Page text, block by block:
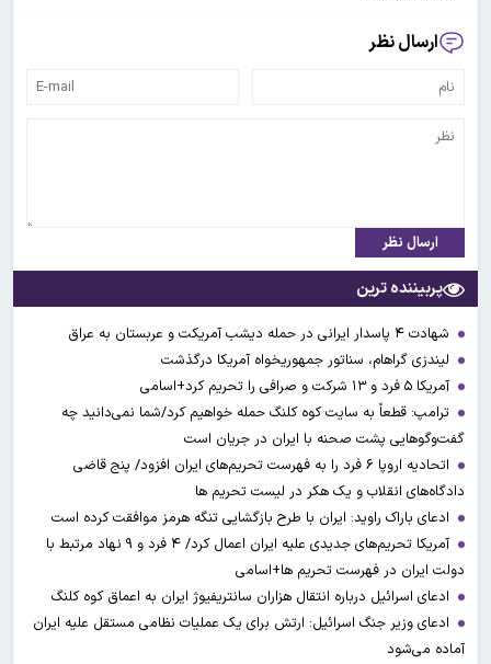
ارسال نظر
ارسال نظر
پربیننده ترین
شهادت ۴ پاسدار ایرانی در حمله دیشب آمریکت و عربستان به عراق
لیندزی گراهام، سناتور جمهوریخواه آمریکا درگذشت
آمریکا ۵ فرد و ۱۳ شرکت و صرافی را تحریم کرد+اسامی
ترامپ: قطعاً به سایت کوه کلنگ حمله خواهیم کرد/شما نمی‌دانید چه
گفت‌وگوهایی پشت صحنه با ایران در جریان است
اتحادیه اروپا ۶ فرد را به فهرست تحریم‌های ایران افزود/ پنج قاضی
دادگاه‌های انقلاب و یک هکر در لیست تحریم ها
ادعای باراک راوید: ایران با طرح بازگشایی تنگه هرمز موافقت کرده است
آمریکا تحریم‌های جدیدی علیه ایران اعمال کرد/ ۴ فرد و ۹ نهاد مرتبط با
دولت ایران در فهرست تحریم ها+اسامی
ادعای اسرائیل درباره انتقال هزاران سانتریفیوژ ایران به اعماق کوه کلنگ
ادعای وزیر جنگ اسرائیل: ارتش برای یک عملیات نظامی مستقل علیه ایران
آماده می‌شود